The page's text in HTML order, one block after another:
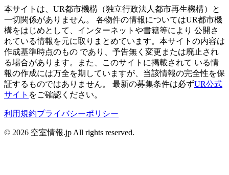
本サイトは、UR都市機構（独立行政法人都市再生機構）と
一切関係がありません。 各物件の情報についてはUR都市機
構をはじめとして、インターネットや書籍等により 公開さ
れている情報を元に取りまとめています。本サイトの内容は
作成基準時点のもの であり、予告無く変更または廃止され
る場合があります。また、このサイトに掲載されて いる情
報の作成には万全を期していますが、当該情報の完全性を保
証するものではありません。 最新の募集条件は必ずUR公式
サイト をご確認ください。
利用規約プライバシーポリシー
© 2026 空室情報.jp All rights reserved.